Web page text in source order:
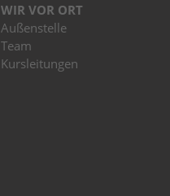
WIR VOR ORT
Außenstelle
Team
Kursleitungen